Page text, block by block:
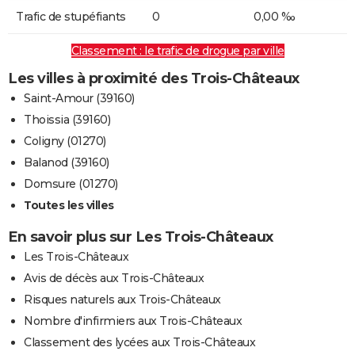
Trafic de stupéfiants 0 0,00 ‰
Classement : le trafic de drogue par ville
Les villes à proximité des Trois-Châteaux
Saint-Amour (39160)
Thoissia (39160)
Coligny (01270)
Balanod (39160)
Domsure (01270)
Toutes les villes
En savoir plus sur Les Trois-Châteaux
Les Trois-Châteaux
Avis de décès aux Trois-Châteaux
Risques naturels aux Trois-Châteaux
Nombre d'infirmiers aux Trois-Châteaux
Classement des lycées aux Trois-Châteaux